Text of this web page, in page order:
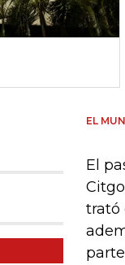
EL
El
trató